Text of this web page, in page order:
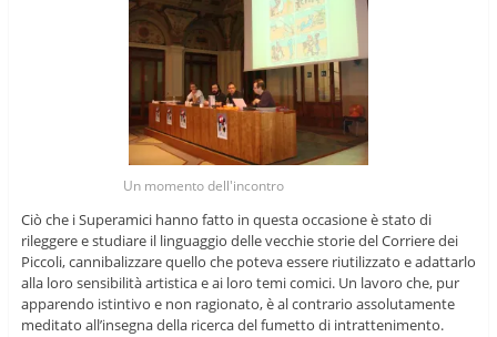
Un momento dell'incontro
Ciò che i Superamici hanno fatto in questa occasione è stato di
rileggere e studiare il linguaggio delle vecchie storie del Corriere dei
Piccoli, cannibalizzare quello che poteva essere riutilizzato e adattarlo
alla loro sensibilità artistica e ai loro temi comici. Un lavoro che, pur
apparendo istintivo e non ragionato, è al contrario assolutamente
meditato all’insegna della ricerca del fumetto di intrattenimento.